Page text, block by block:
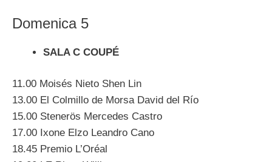
Domenica 5
SALA C COUPÉ
11.00 Moisés Nieto Shen Lin
13.00 El Colmillo de Morsa David del Río
15.00 Stenerös Mercedes Castro
17.00 Ixone Elzo Leandro Cano
18.45 Premio L’Oréal